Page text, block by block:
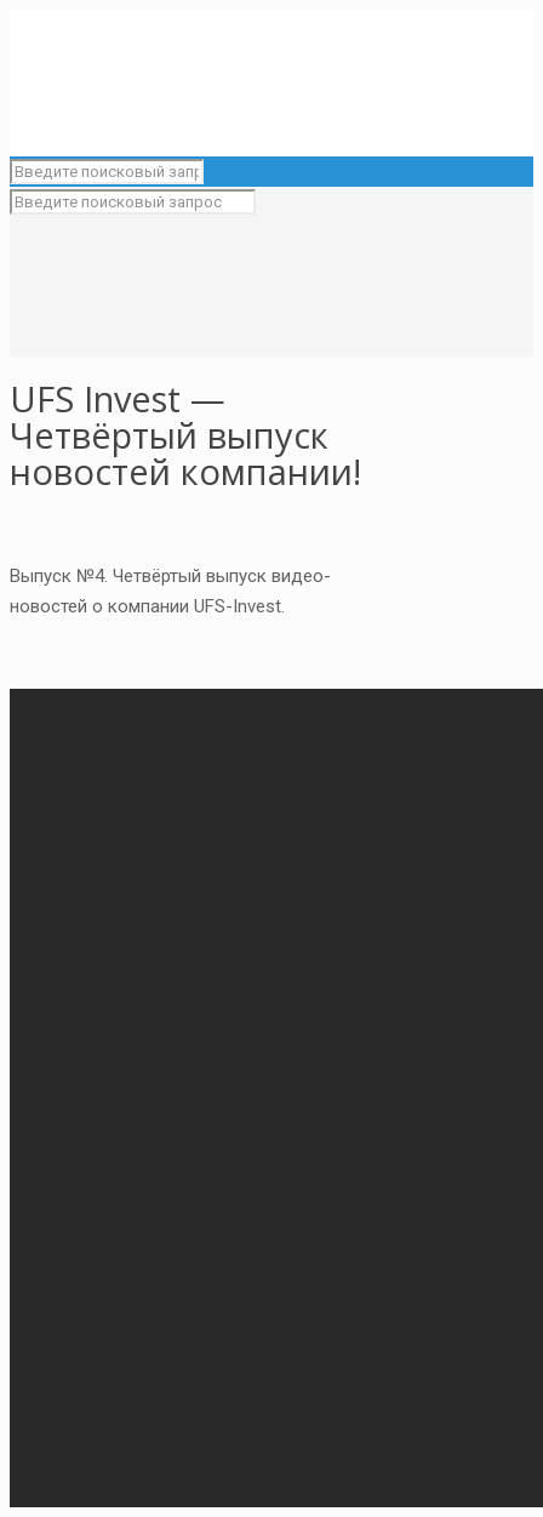
UFS Invest —
Четвёртый выпуск
новостей компании!
Выпуск №4. Четвёртый выпуск видео-
новостей о компании UFS-Invest.